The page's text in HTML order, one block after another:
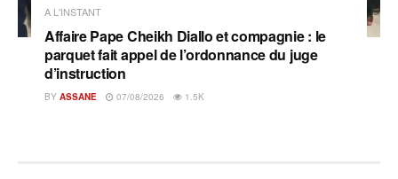
A L'INSTANT
Affaire Pape Cheikh Diallo et compagnie : le
parquet fait appel de l’ordonnance du juge
d’instruction
BY ASSANE 07/08/2026 1.5K